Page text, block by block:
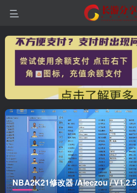
NBA2K21修改器 /Aleczou / V1.2.5